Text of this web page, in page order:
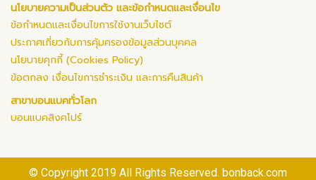
นโยบายความเป็นส่วนตัว และข้อกำหนดและเงื่อนไข
ข้อกำหนดและเงื่อนไขการใช้งานเว็บไซต์
ประกาศเกี่ยวกับการคุ้มครองข้อมูลส่วนบุคคล
นโยบายคุกกี้ (Cookies Policy)
ข้อตกลง เงื่อนไขการชำระเงิน และการคืนสินค้า
สาขาบอนแบคทั่วโลก
บอนแบคสิงคโปร์
© Copyright 2019 All Rights Reserved. bonback.com